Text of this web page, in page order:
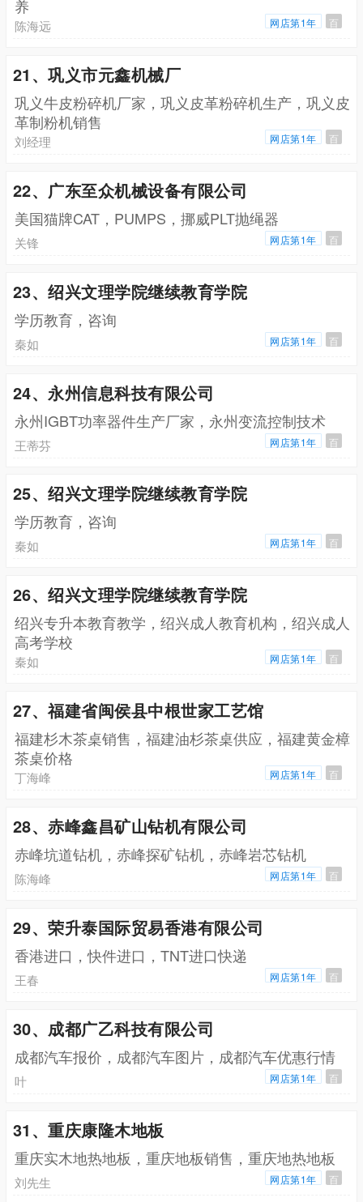
养
陈海远 网店第1年 百
21、巩义市元鑫机械厂
巩义牛皮粉碎机厂家，巩义皮革粉碎机生产，巩义皮
革制粉机销售
刘经理 网店第1年 百
22、广东至众机械设备有限公司
美国猫牌CAT，PUMPS，挪威PLT抛绳器
关锋 网店第1年 百
23、绍兴文理学院继续教育学院
学历教育，咨询
秦如 网店第1年 百
24、永州信息科技有限公司
永州IGBT功率器件生产厂家，永州变流控制技术
王蒂芬 网店第1年 百
25、绍兴文理学院继续教育学院
学历教育，咨询
秦如 网店第1年 百
26、绍兴文理学院继续教育学院
绍兴专升本教育教学，绍兴成人教育机构，绍兴成人
高考学校
秦如 网店第1年 百
27、福建省闽侯县中根世家工艺馆
福建杉木茶桌销售，福建油杉茶桌供应，福建黄金樟
茶桌价格
丁海峰 网店第1年 百
28、赤峰鑫昌矿山钻机有限公司
赤峰坑道钻机，赤峰探矿钻机，赤峰岩芯钻机
陈海峰 网店第1年 百
29、荣升泰国际贸易香港有限公司
香港进口，快件进口，TNT进口快递
王春 网店第1年 百
30、成都广乙科技有限公司
成都汽车报价，成都汽车图片，成都汽车优惠行情
叶 网店第1年 百
31、重庆康隆木地板
重庆实木地热地板，重庆地板销售，重庆地热地板
刘先生 网店第1年 百